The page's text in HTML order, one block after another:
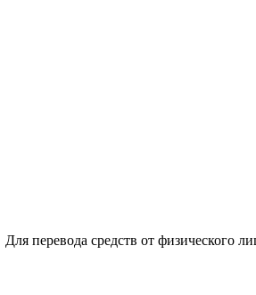
Для перевода средств от физического